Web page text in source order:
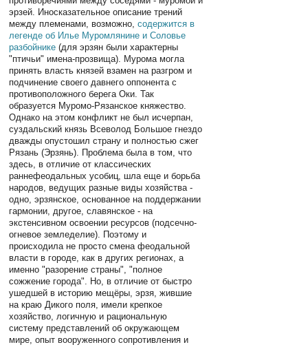
эрзей. Иносказательное описание трений
между племенами, возможно,содержится в
легенде об Илье Муромлянине и Соловье
разбойнике (для эрзян были характерны
"птичьи" имена-прозвища). Мурома могла
принять власть князей взамен на разгром и
подчинение своего давнего оппонента с
противоположного берега Оки. Так
образуется Муромо-Рязанское княжество.
Однако на этом конфликт не был исчерпан,
суздальский князь Всеволод Большое гнездо
дважды опустошил страну и полностью сжег
Рязань (Эрзянь). Проблема была в том, что
здесь, в отличие от классических
раннефеодальных усобиц, шла еще и борьба
народов, ведущих разные виды хозяйства -
одно, эрзянское, основанное на поддержании
гармонии, другое, славянское - на
экстенсивном освоении ресурсов (подсечно-
огневое земледелие). Поэтому и
происходила не просто смена феодальной
власти в городе, как в других регионах, а
именно "разорение страны", "полное
сожжение города". Но, в отличие от быстро
ушедшей в историю мещёры, эрзя, жившие
на краю Дикого поля, имели крепкое
хозяйство, логичную и рациональную
систему представлений об окружающем
мире, опыт вооруженного сопротивления и